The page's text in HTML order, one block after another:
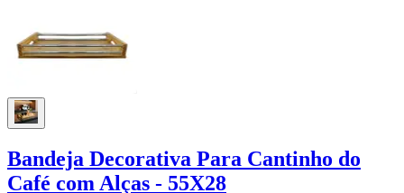
Bandeja Decorativa Para Cantinho do
Café com Alças - 55X28